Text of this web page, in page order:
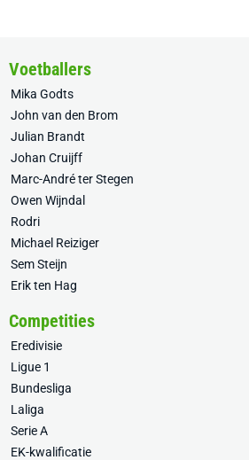
Voetballers
Mika Godts
John van den Brom
Julian Brandt
Johan Cruijff
Marc-André ter Stegen
Owen Wijndal
Rodri
Michael Reiziger
Sem Steijn
Erik ten Hag
Competities
Eredivisie
Ligue 1
Bundesliga
Laliga
Serie A
EK-kwalificatie